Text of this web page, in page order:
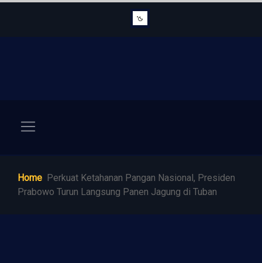
Home Perkuat Ketahanan Pangan Nasional, Presiden
Prabowo Turun Langsung Panen Jagung di Tuban